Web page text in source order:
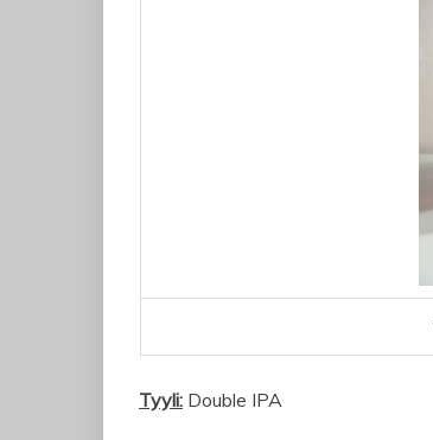
Tyyli: Double IPA